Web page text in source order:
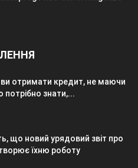
отримати кредит, не маючи
знати,...
що новий урядовий звіт про
їхню роботу